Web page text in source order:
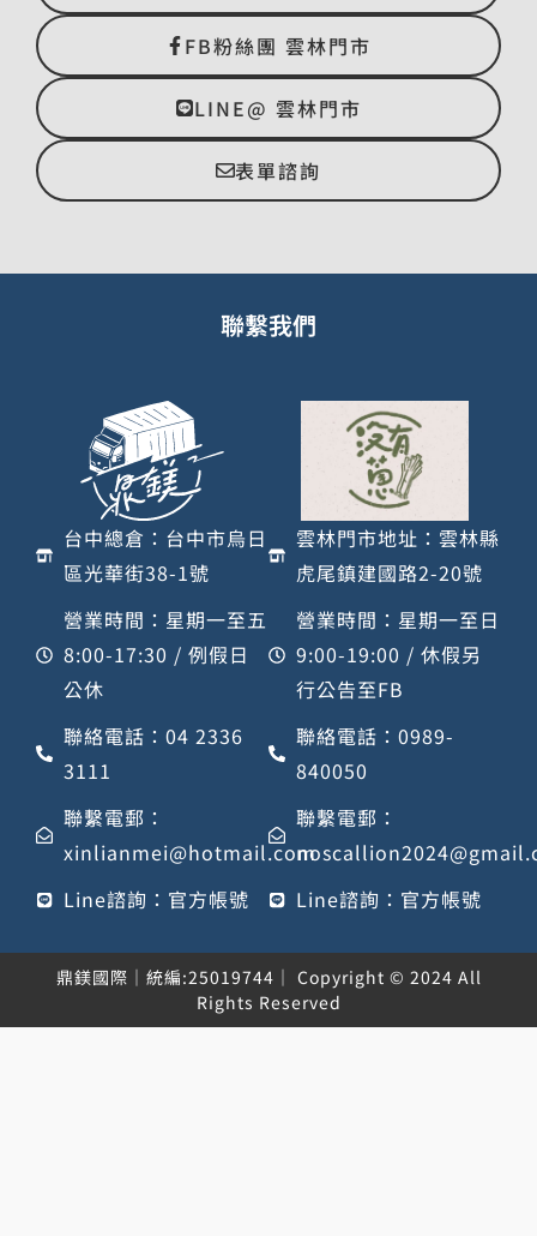
FB粉絲團 雲林門市
LINE@ 雲林門市
表單諮詢
聯繫我們
台中總倉：台中市烏日
區光華街38-1號
營業時間：星期一至五
8:00-17:30 / 例假日
公休
聯絡電話：04 2336
3111
聯繫電郵：
xinlianmei@hotmail.com
Line諮詢：官方帳號
雲林門市地址：雲林縣
虎尾鎮建國路2-20號
營業時間：星期一至日
9:00-19:00 / 休假另
行公告至FB
聯絡電話：0989-
840050
聯繫電郵：
Line諮詢：官方帳號
鼎鎂國際｜統編:25019744｜ Copyright © 2024 All
Rights Reserved